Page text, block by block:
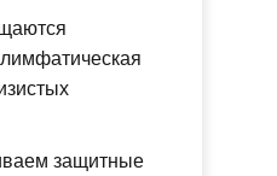
защитные